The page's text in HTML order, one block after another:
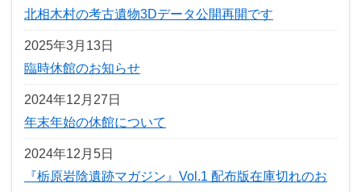
北相木村の考古遺物3Dデータ公開再開です
2025年3月13日
臨時休館のお知らせ
2024年12月27日
年末年始の休館について
2024年12月5日
『栃原岩陰遺跡マガジン』Vol.1 配布版在庫切れのお